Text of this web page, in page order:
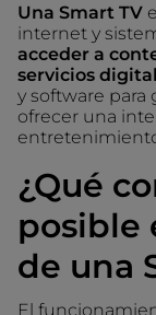
Una Smart TV
internet y
acceder a
servicios
y software para
ofrecer una
¿Qué
posible
de una
El